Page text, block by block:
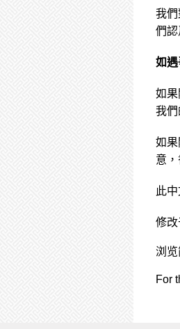
我
們認
如遇
如
我們
如
意
此
修改
浏览
For